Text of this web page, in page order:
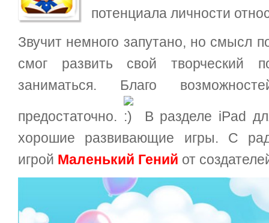
потенциала личности
Звучит немного запутано, но смысл
смог развить свой творческий
заниматься. Благо
предостаточно.
В разделе iPad
хорошие развивающие игры. С
игрой Маленький Гений от